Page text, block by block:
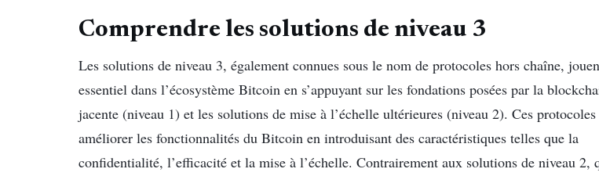
Comprendre les solutions de niveau 3
Les solutions de niveau 3, également connues sous le nom de protocoles hors chaîne,
essentiel dans l’écosystème Bitcoin en s’appuyant sur les fondations posées par la
jacente (niveau 1) et les solutions de mise à l’échelle ultérieures (niveau 2). Ces
améliorer les fonctionnalités du Bitcoin en introduisant des caractéristiques telles que la
confidentialité, l’efficacité et la mise à l’échelle. Contrairement aux solutions de niveau 2,